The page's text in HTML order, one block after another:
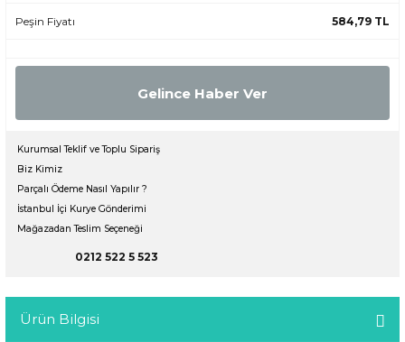
Peşin Fiyatı 584,79 TL
Gelince Haber Ver
Kurumsal Teklif ve Toplu Sipariş
Biz Kimiz
Parçalı Ödeme Nasıl Yapılır ?
İstanbul İçi Kurye Gönderimi
Mağazadan Teslim Seçeneği
0212 522 5 523
Ürün Bilgisi